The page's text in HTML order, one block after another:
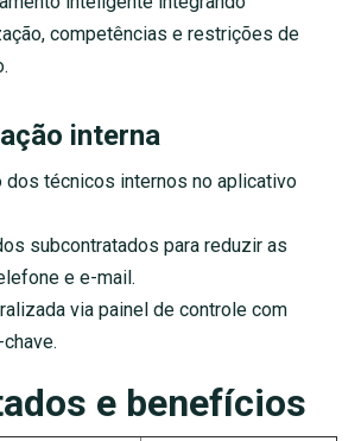
competências e restrições de
interna
dos técnicos internos no aplicativo
subcontratados para reduzir as
e e-mail.
via painel de controle com
e benefícios